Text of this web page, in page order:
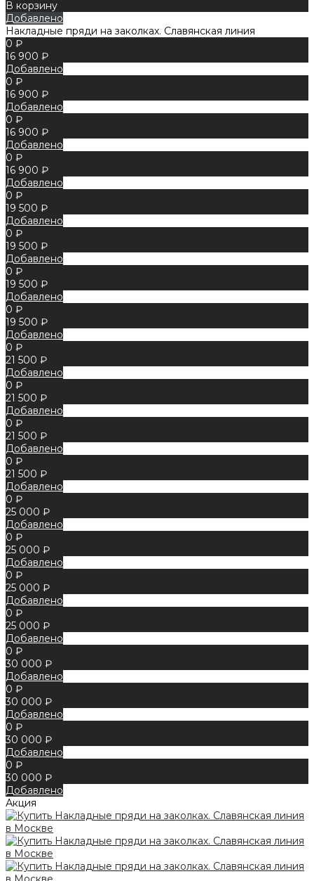
В корзину
Добавлено
Накладные пряди на заколках. Славянская линия
0 ₽
16 900 ₽
Добавлено
0 ₽
16 900 ₽
Добавлено
0 ₽
16 900 ₽
Добавлено
0 ₽
16 900 ₽
Добавлено
0 ₽
19 500 ₽
Добавлено
0 ₽
19 500 ₽
Добавлено
0 ₽
19 500 ₽
Добавлено
0 ₽
19 500 ₽
Добавлено
0 ₽
21 500 ₽
Добавлено
0 ₽
21 500 ₽
Добавлено
0 ₽
21 500 ₽
Добавлено
0 ₽
21 500 ₽
Добавлено
0 ₽
25 000 ₽
Добавлено
0 ₽
25 000 ₽
Добавлено
0 ₽
25 000 ₽
Добавлено
0 ₽
25 000 ₽
Добавлено
0 ₽
30 000 ₽
Добавлено
0 ₽
30 000 ₽
Добавлено
0 ₽
30 000 ₽
Добавлено
0 ₽
30 000 ₽
Добавлено
Акция